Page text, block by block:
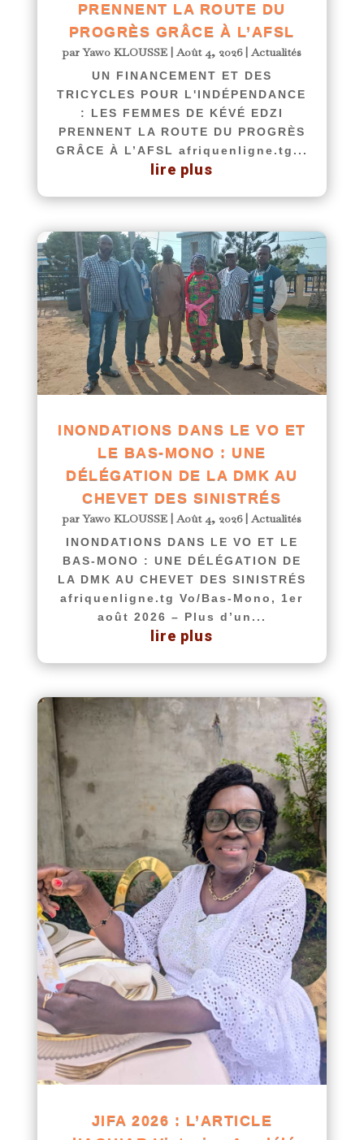
PRENNENT LA ROUTE DU
PROGRÈS GRÂCE À L’AFSL
parYawo KLOUSSE |Août 4, 2026|Actualités
UN FINANCEMENT ET DES
TRICYCLES POUR L'INDÉPENDANCE
: LES FEMMES DE KÉVÉ EDZI
PRENNENT LA ROUTE DU PROGRÈS
GRÂCE À L’AFSL afriquenligne.tg...
lire plus
INONDATIONS DANS LE VO ET
LE BAS-MONO : UNE
DÉLÉGATION DE LA DMK AU
CHEVET DES SINISTRÉS
parYawo KLOUSSE |Août 4, 2026|Actualités
INONDATIONS DANS LE VO ET LE
BAS-MONO : UNE DÉLÉGATION DE
LA DMK AU CHEVET DES SINISTRÉS
afriquenligne.tg Vo/Bas-Mono, 1er
août 2026 – Plus d’un...
lire plus
JIFA 2026 : L’ARTICLE